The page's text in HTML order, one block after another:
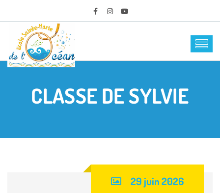
CLASSE DE SYLVIE
29 juin 2026